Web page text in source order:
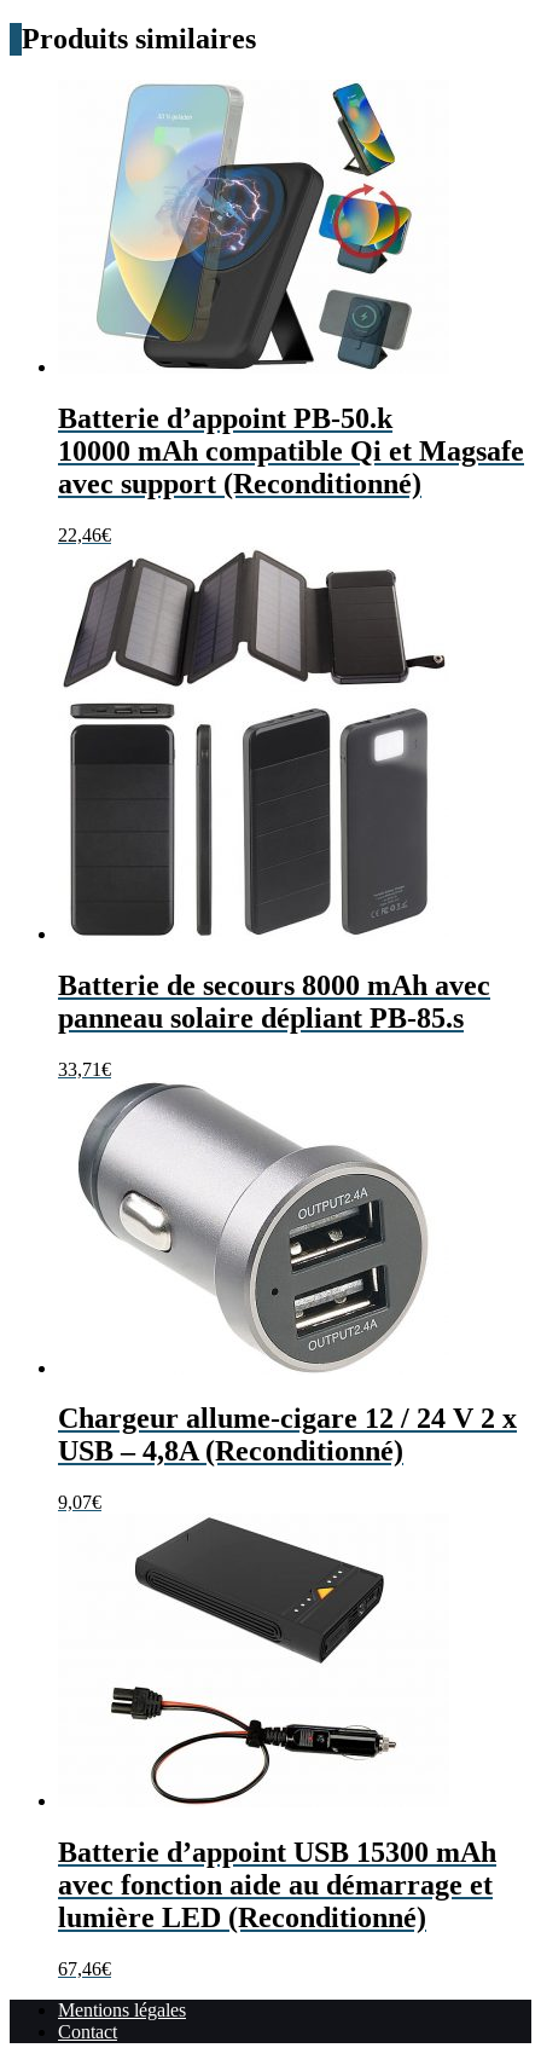
Produits similaires
Batterie d’appoint PB-50.k
10000 mAh compatible Qi et Magsafe
avec support (Reconditionné)
22,46€
Batterie de secours 8000 mAh avec
panneau solaire dépliant PB-85.s
33,71€
Chargeur allume-cigare 12 / 24 V 2 x
USB – 4,8A (Reconditionné)
9,07€
Batterie d’appoint USB 15300 mAh
avec fonction aide au démarrage et
lumière LED (Reconditionné)
67,46€
Mentions légales
Contact